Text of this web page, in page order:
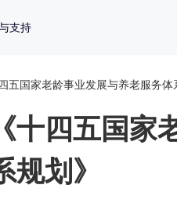
支持
五国家老龄事业发展与养老服务体
十四五国家
划》